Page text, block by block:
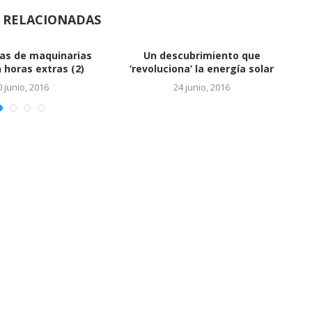
Vinculan a hijos de Báez con
cuentas en...
24 junio, 2016